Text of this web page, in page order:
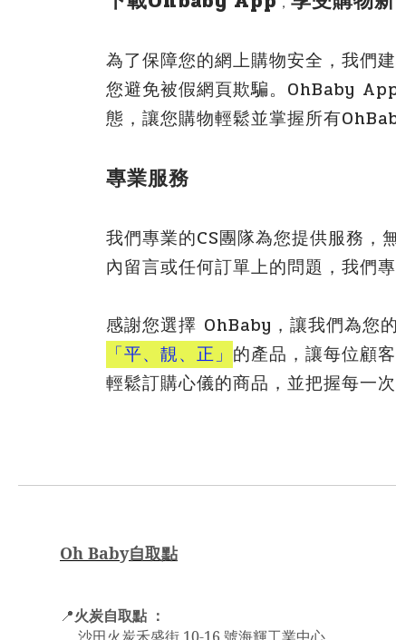
為了保障您的網上購物安全，我們
您避免被假網頁欺騙。OhBaby
態，讓您購物輕鬆並掌握所有
專業服務
我們專業的CS團隊為您提供服務
內留言或任何訂單上的問題，我們
感謝您選擇 OhBaby，讓我們為您
「平、靚、正」 的產品，讓每位顧
輕鬆訂購心儀的商品，並把握每一
Oh Baby自取點
📍火炭自取點 ：